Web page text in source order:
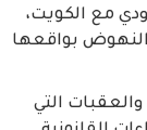
مع الكويت،
بواقعها
التي